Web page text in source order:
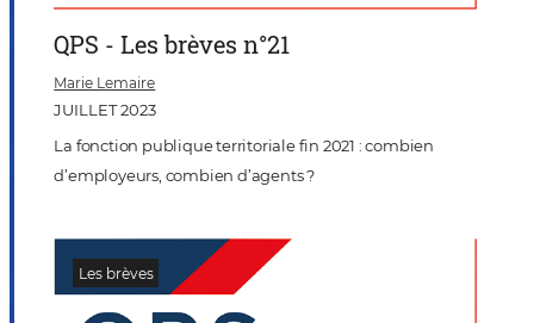
QPS - Les brèves n°21
Marie Lemaire
JUILLET 2023
La fonction publique territoriale fin 2021 : combien
d’employeurs, combien d’agents ?
Les brèves